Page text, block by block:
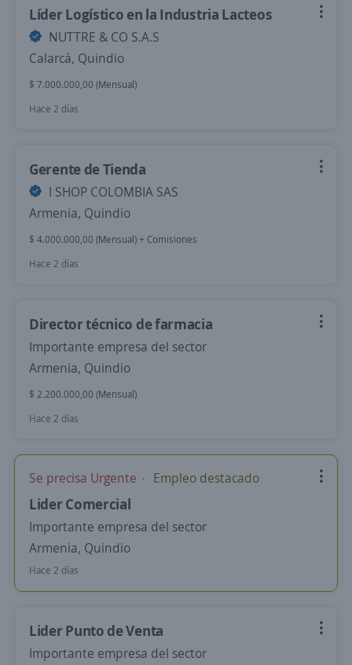
Líder Logístico en la Industria Lacteos
NUTTRE & CO S.A.S
Calarcá, Quindio
$ 7.000.000,00 (Mensual)
Hace 2 días
Gerente de Tienda
I SHOP COLOMBIA SAS
Armenia, Quindio
$ 4.000.000,00 (Mensual) + Comisiones
Hace 2 días
Director técnico de farmacia
Importante empresa del sector
Armenia, Quindio
$ 2.200.000,00 (Mensual)
Hace 2 días
Se precisa Urgente Empleo destacado
Lider Comercial
Importante empresa del sector
Armenia, Quindio
Hace 2 días
Lider Punto de Venta
Importante empresa del sector